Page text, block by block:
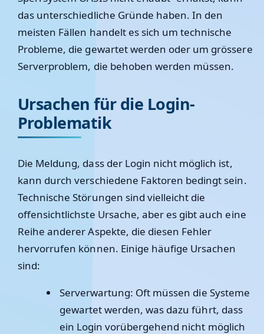
das unterschiedliche Gründe haben. In den
meisten Fällen handelt es sich um technische
Probleme, die gewartet werden oder um grössere
Serverproblem, die behoben werden müssen.
Ursachen für die Login-
Problematik
Die Meldung, dass der Login nicht möglich ist,
kann durch verschiedene Faktoren bedingt sein.
Technische Störungen sind vielleicht die
offensichtlichste Ursache, aber es gibt auch eine
Reihe anderer Aspekte, die diesen Fehler
hervorrufen können. Einige häufige Ursachen
sind:
Serverwartung: Oft müssen die Systeme
gewartet werden, was dazu führt, dass
ein Login vorübergehend nicht möglich